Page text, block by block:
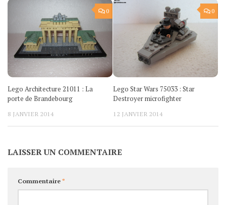
0
Lego Architecture 21011 : La
porte de Brandebourg
8 JANVIER 2014
0
Lego Star Wars 75033 : Star
Destroyer microfighter
12 JANVIER 2014
LAISSER UN COMMENTAIRE
Commentaire*